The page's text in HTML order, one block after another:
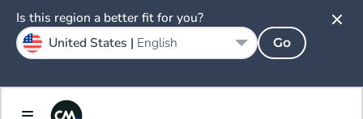
Is this region a better fit for you?
United States | English Go